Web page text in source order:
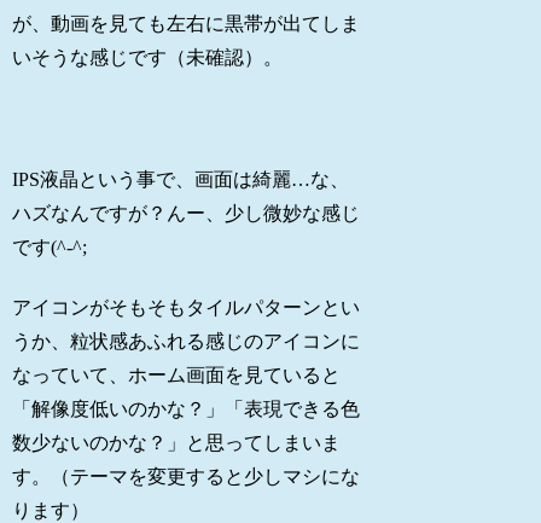
が、動画を見ても左右に黒帯が出てしま
いそうな感じです（未確認）。
IPS液晶という事で、画面は綺麗…な、
ハズなんですが？んー、少し微妙な感じ
です(^-^;
アイコンがそもそもタイルパターンとい
うか、粒状感あふれる感じのアイコンに
なっていて、ホーム画面を見ていると
「解像度低いのかな？」「表現できる色
数少ないのかな？」と思ってしまいま
す。（テーマを変更すると少しマシにな
ります）